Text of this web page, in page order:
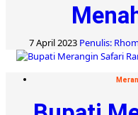
7 April 2023 Penulis: